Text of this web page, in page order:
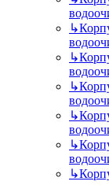
↳
↳
↳
↳
↳
↳